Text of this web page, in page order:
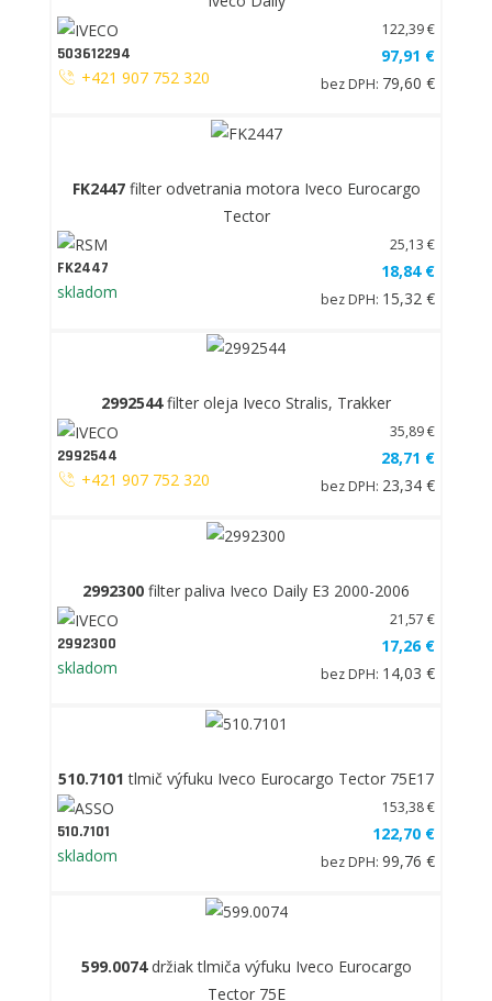
503612294
+421 907 752 320
122,39 €
97,91 €
bez DPH: 79,60 €
FK2447filter odvetrania motora Iveco Eurocargo
Tector
FK2447
skladom
25,13 €
18,84 €
bez DPH: 15,32 €
2992544filter oleja Iveco Stralis, Trakker
2992544
+421 907 752 320
35,89 €
28,71 €
bez DPH: 23,34 €
2992300 filter paliva Iveco Daily E3 2000-2006
2992300
skladom
21,57 €
17,26 €
bez DPH: 14,03 €
510.7101 tlmič výfuku Iveco Eurocargo Tector 75E17
510.7101
skladom
153,38 €
122,70 €
bez DPH: 99,76 €
599.0074držiak tlmiča výfuku Iveco Eurocargo
Tector 75E